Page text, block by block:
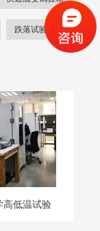
跌落试验机
甲醛试验箱
拉力试验机
老化试验箱
高低温试验